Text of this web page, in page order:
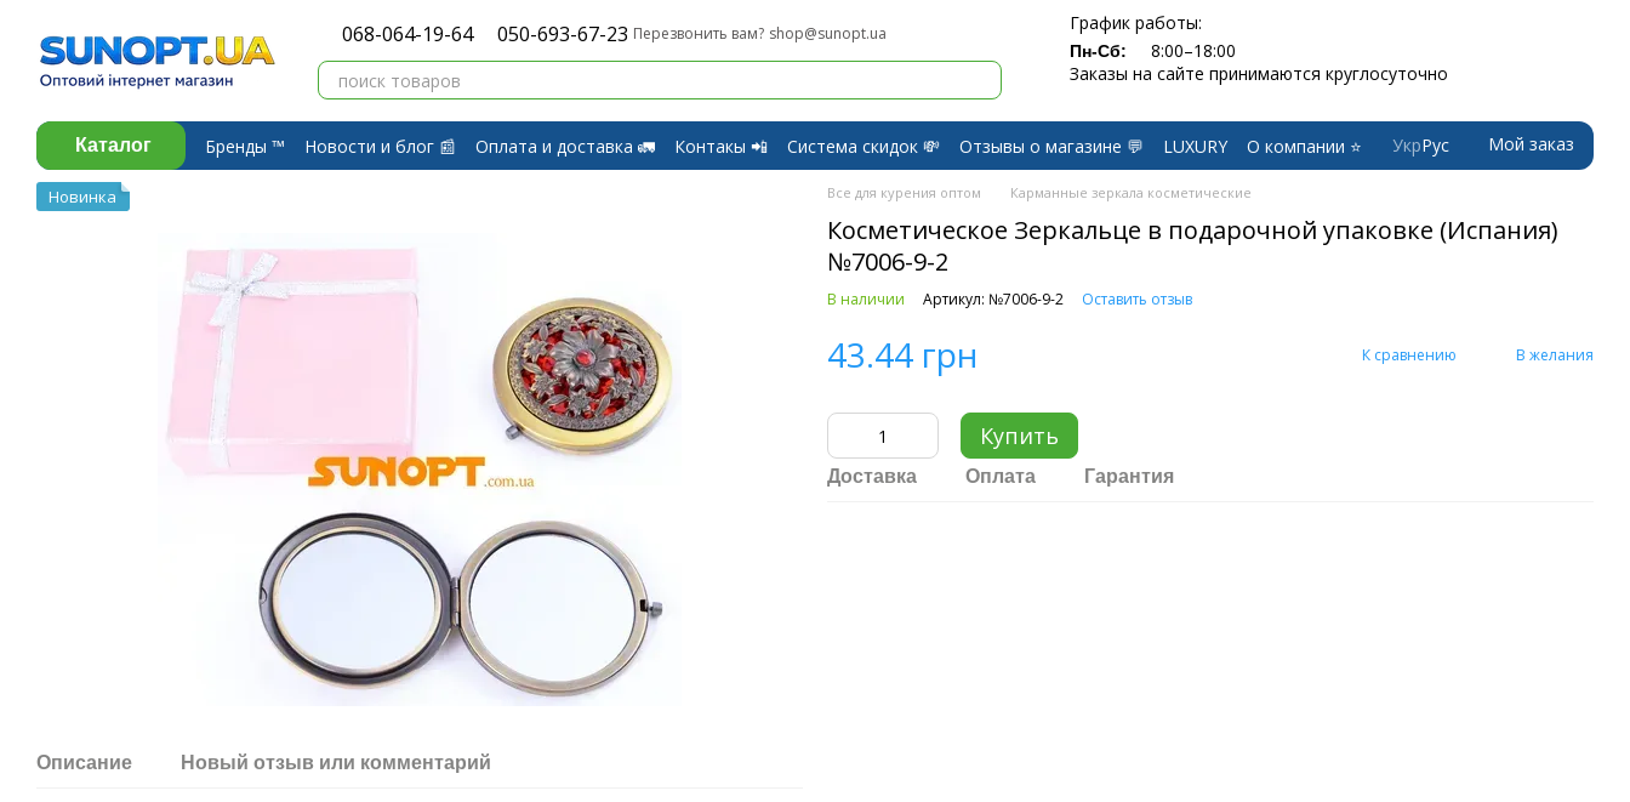
068-064-19-64 050-693-67-23 Перезвонить вам? shop@sunopt.ua График работы:
Пн-Сб:
8:00–18:00
Заказы на сайте принимаются круглосуточно
Каталог Бренды ™️ Новости и блог 📰 Оплата и доставка 🚛 Контакы 📲 Система скидок 💸 Отзывы о магазине 💬 LUXURY
О компании ⭐
Договор публичной оферты
Обмен и Возврат
УкрРус Мой заказ
Новинка
Описание Новый отзыв или комментарий
Все для курения оптом Карманные зеркала косметические
Косметическое Зеркальце в подарочной упаковке (Испания)
№7006-9-2
В наличии Артикул: №7006-9-2 Оставить отзыв
43.44 грн К сравнению В желания
Купить
Доставка Оплата Гарантия